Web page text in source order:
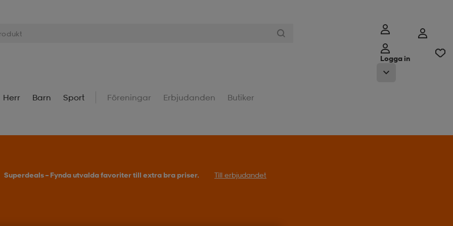
Logga in
Herr Barn Sport Föreningar Erbjudanden Butiker
Superdeals – Fynda utvalda favoriter till extra bra priser. Till erbjudandet